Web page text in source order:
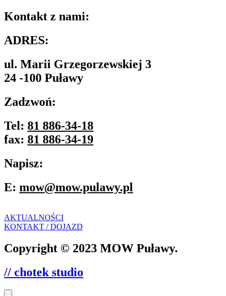
Kontakt z nami:
ADRES:
ul. Marii Grzegorzewskiej 3
24 -100 Puławy
Zadzwoń:
Tel: 81 886-34-18
fax: 81 886-34-19
Napisz:
E: mow@mow.pulawy.pl
AKTUALNOŚCI
KONTAKT / DOJAZD
Copyright © 2023 MOW Puławy.
// chotek studio